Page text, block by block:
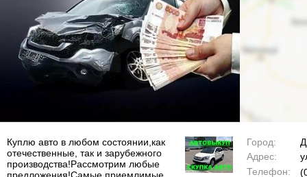
Город:
Адрес:
Телефон:
Куплю авто в любом состоянии,как
отечественные, так и зарубежного
производства!Рассмотрим любые
предложения!Самые приемлимые